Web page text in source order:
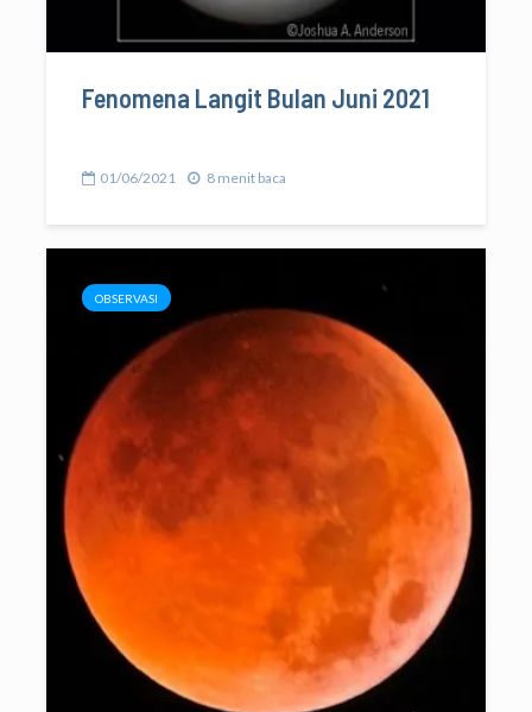
Fenomena Langit Bulan Juni 2021
01/06/2021 8 menit baca
OBSERVASI